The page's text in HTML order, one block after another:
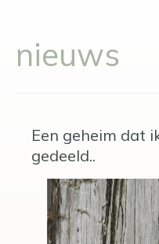
nieuws
Een geheim dat
gedeeld..